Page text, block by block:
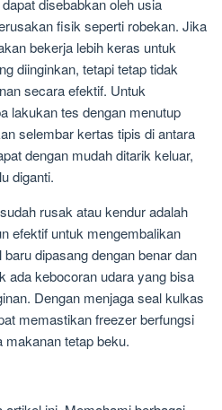
disebabkan oleh usia
fisik seperti robekan. Jika
bekerja lebih keras untuk
diinginkan, tetapi tetap tidak
secara efektif. Untuk
lakukan tes dengan menutup
selembar kertas tipis di antara
dengan mudah ditarik keluar,
diganti.
rusak atau kendur adalah
efektif untuk mengembalikan
dipasang dengan benar dan
ada kebocoran udara yang bisa
Dengan menjaga seal kulkas
memastikan freezer berfungsi
tetap beku.